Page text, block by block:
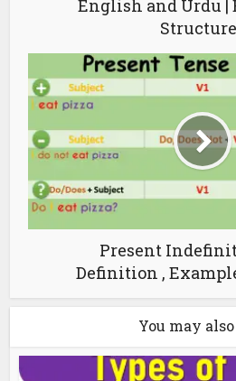
English and Urdu |
Present
Definition ,
You may